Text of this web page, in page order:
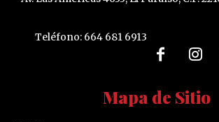
Teléfono: 664 681 6913
Mapa de Sitio